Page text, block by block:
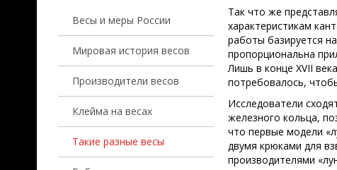
Весы и меры России
Мировая история весов
Производители весов
Клейма на весах
Такие разные весы
Так что же
характеристикам
работы базируется
пропорциональна
Лишь в конце XVII
потребовалось,
Исследователи
железного кольца,
что первые модели
двумя крюками для
производителями